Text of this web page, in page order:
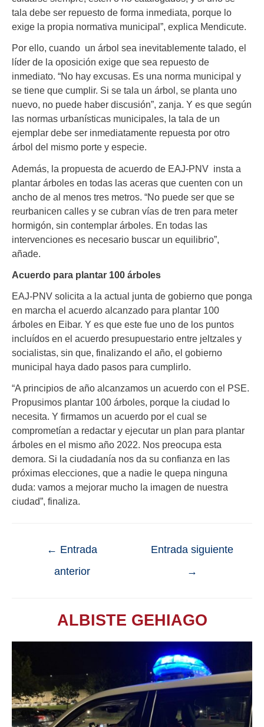
tala debe ser repuesto de forma inmediata, porque lo
exige la propia normativa municipal”, explica Mendicute.
Por ello, cuando un árbol sea inevitablemente talado, el
líder de la oposición exige que sea repuesto de
inmediato. “No hay excusas. Es una norma municipal y
se tiene que cumplir. Si se tala un árbol, se planta uno
nuevo, no puede haber discusión”, zanja. Y es que según
las normas urbanísticas municipales, la tala de un
ejemplar debe ser inmediatamente repuesta por otro
árbol del mismo porte y especie.
Además, la propuesta de acuerdo de EAJ-PNV insta a
plantar árboles en todas las aceras que cuenten con un
ancho de al menos tres metros. “No puede ser que se
reurbanicen calles y se cubran vías de tren para meter
hormigón, sin contemplar árboles. En todas las
intervenciones es necesario buscar un equilibrio”,
añade.
Acuerdo para plantar 100 árboles
EAJ-PNV solicita a la actual junta de gobierno que ponga
en marcha el acuerdo alcanzado para plantar 100
árboles en Eibar. Y es que este fue uno de los puntos
incluídos en el acuerdo presupuestario entre jeltzales y
socialistas, sin que, finalizando el año, el gobierno
municipal haya dado pasos para cumplirlo.
“A principios de año alcanzamos un acuerdo con el PSE.
Propusimos plantar 100 árboles, porque la ciudad lo
necesita. Y firmamos un acuerdo por el cual se
comprometían a redactar y ejecutar un plan para plantar
árboles en el mismo año 2022. Nos preocupa esta
demora. Si la ciudadanía nos da su confianza en las
próximas elecciones, que a nadie le quepa ninguna
duda: vamos a mejorar mucho la imagen de nuestra
ciudad”, finaliza.
← Entrada
anterior
Entrada siguiente
→
ALBISTE GEHIAGO